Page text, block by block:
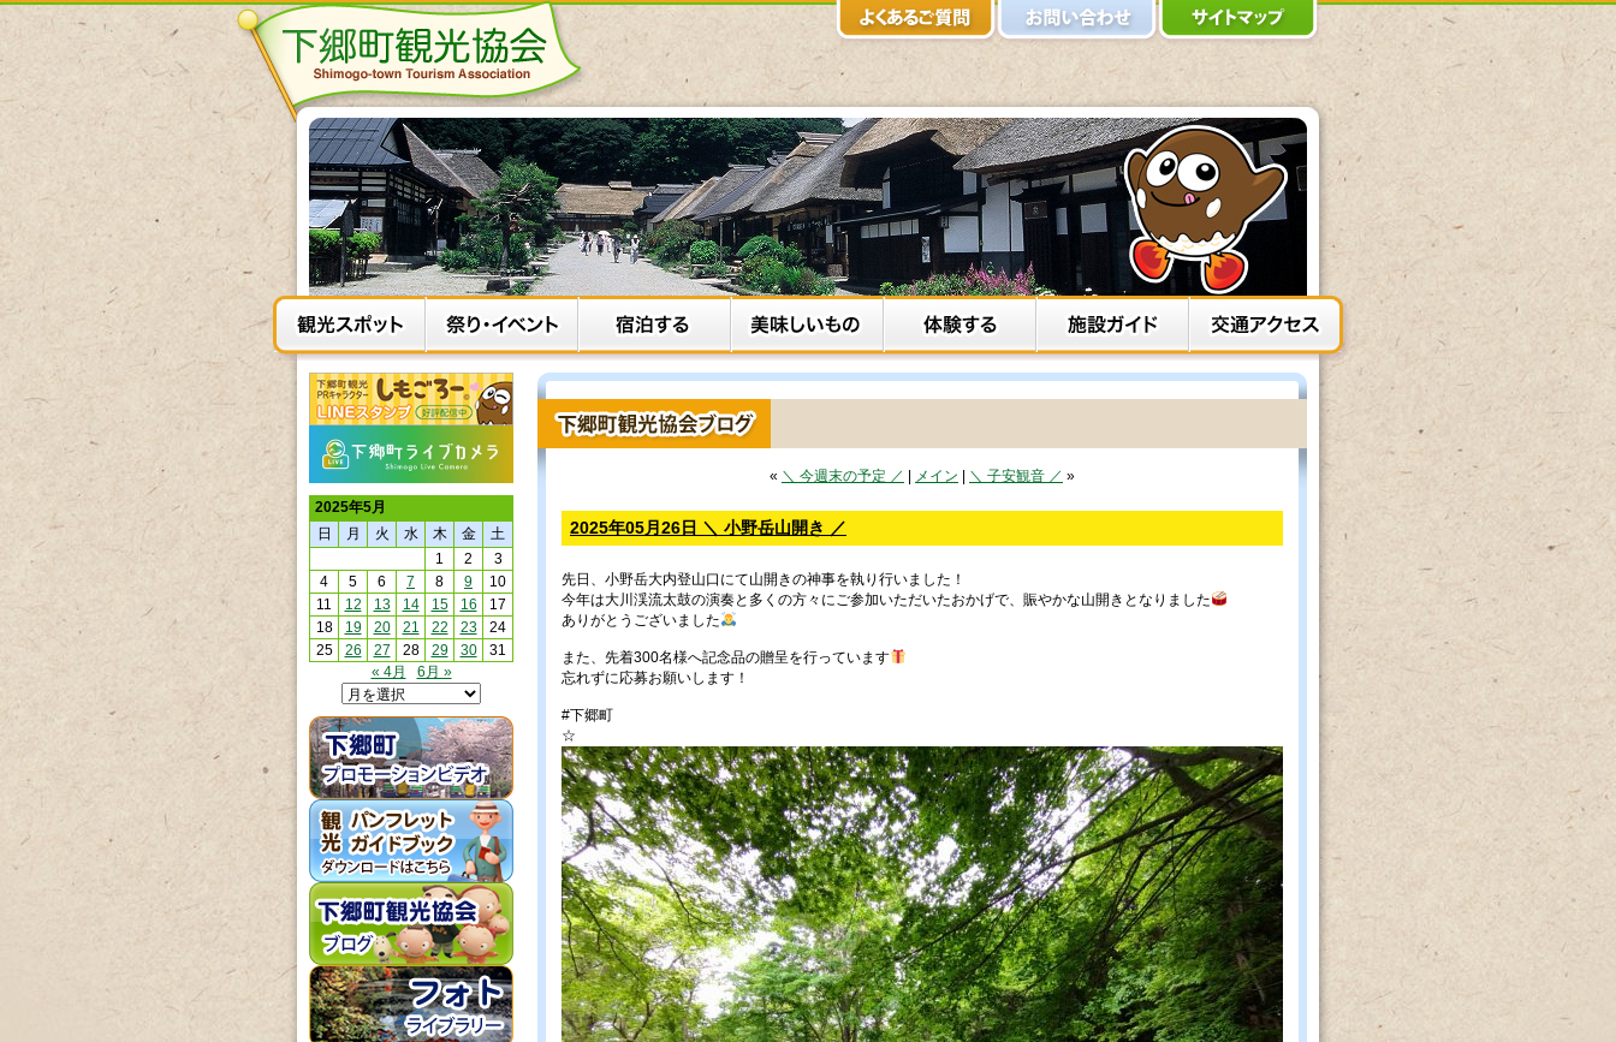
« ＼ 今週末の予定 ／ メイン ＼ 子安観音 ／ »
2025年05月26日 ＼ 小野岳山開き ／
先日、小野岳大内登山口にて山開きの神事を執り行いました！
今年は大川渓流太鼓の演奏と多くの方々にご参加いただいたおかげで、賑やかな山開きとなりました
ありがとうございました
また、先着300名様へ記念品の贈呈を行っています
忘れずに応募お願いします！
#下郷町
☆
2025年5月
日
月 火 水 木 金
土
1
2
3
4
5 6 7 8 9
10
11
12 13 14 15 16
17
18
19 20 21 22 23
24
25
26 27 28 29 30
31
« 4月
6月 »